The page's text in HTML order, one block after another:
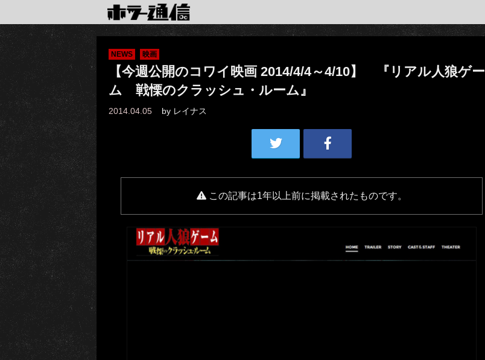
NEWS 映画
【今週公開のコワイ映画 2014/4/4～4/10】 『リアル人狼ゲー
ム 戦慄のクラッシュ・ルーム』
2014.04.05 by レイナス
この記事は1年以上前に掲載されたものです。